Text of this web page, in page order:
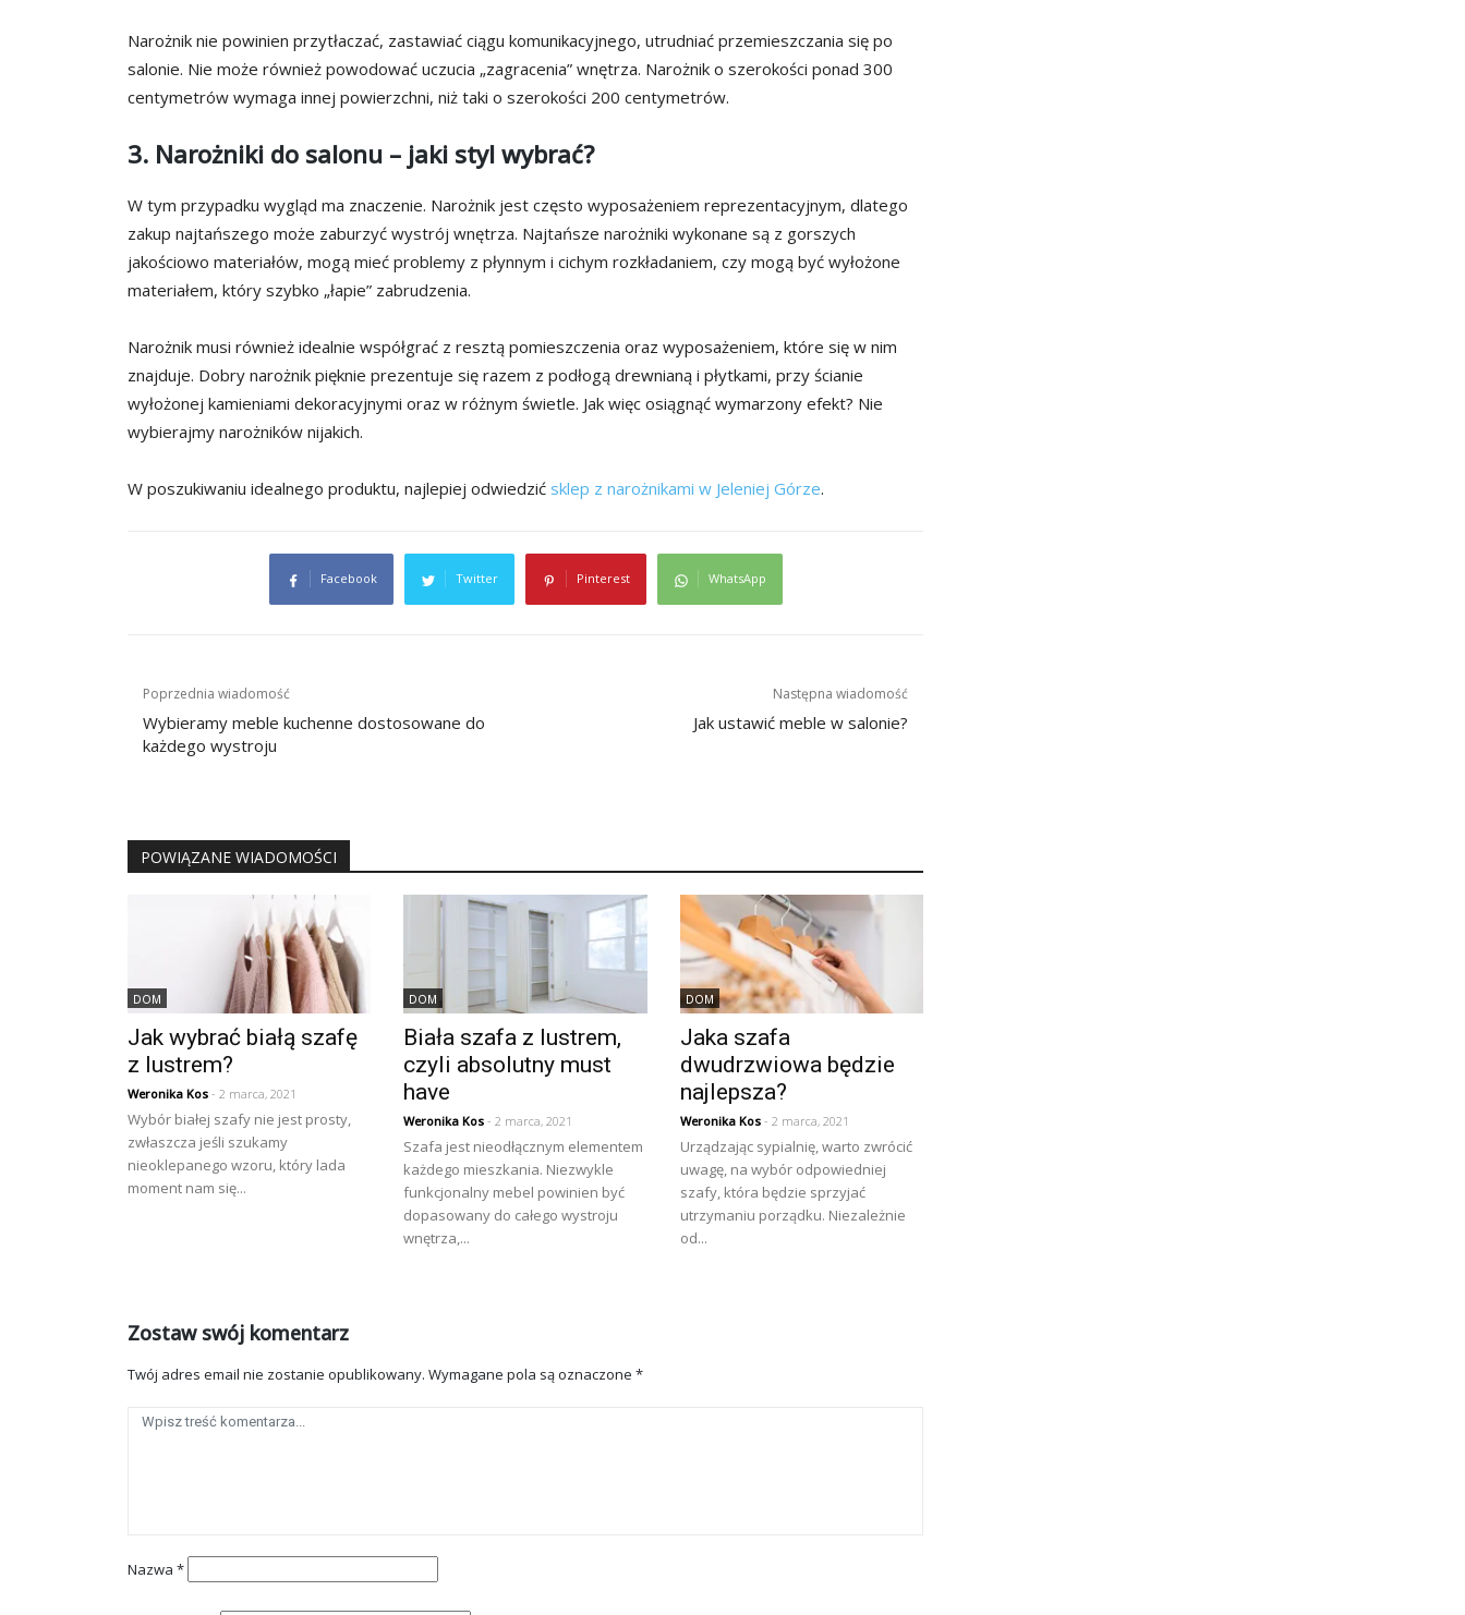
Narożnik nie powinien przytłaczać, zastawiać ciągu komunikacyjnego, utrudniać przemieszczania się po
salonie. Nie może również powodować uczucia „zagracenia” wnętrza. Narożnik o szerokości ponad 300
centymetrów wymaga innej powierzchni, niż taki o szerokości 200 centymetrów.
3. Narożniki do salonu – jaki styl wybrać?
W tym przypadku wygląd ma znaczenie. Narożnik jest często wyposażeniem reprezentacyjnym, dlatego
zakup najtańszego może zaburzyć wystrój wnętrza. Najtańsze narożniki wykonane są z gorszych
jakościowo materiałów, mogą mieć problemy z płynnym i cichym rozkładaniem, czy mogą być wyłożone
materiałem, który szybko „łapie” zabrudzenia.
Narożnik musi również idealnie współgrać z resztą pomieszczenia oraz wyposażeniem, które się w nim
znajduje. Dobry narożnik pięknie prezentuje się razem z podłogą drewnianą i płytkami, przy ścianie
wyłożonej kamieniami dekoracyjnymi oraz w różnym świetle. Jak więc osiągnąć wymarzony efekt? Nie
wybierajmy narożników nijakich.
W poszukiwaniu idealnego produktu, najlepiej odwiedzić sklep z narożnikami w Jeleniej Górze.
Facebook Twitter Pinterest WhatsApp
Nawigacja
wpisu
Poprzednia wiadomość
Wybieramy meble kuchenne dostosowane do
każdego wystroju
Następna wiadomość
Jak ustawić meble w salonie?
POWIĄZANE WIADOMOŚCI
DOM
Jak wybrać białą szafę
z lustrem?
Weronika Kos - 2 marca, 2021
Wybór białej szafy nie jest prosty,
zwłaszcza jeśli szukamy
nieoklepanego wzoru, który lada
moment nam się...
DOM
Biała szafa z lustrem,
czyli absolutny must
have
Weronika Kos - 2 marca, 2021
Szafa jest nieodłącznym elementem
każdego mieszkania. Niezwykle
funkcjonalny mebel powinien być
dopasowany do całego wystroju
wnętrza,...
DOM
Jaka szafa
dwudrzwiowa będzie
najlepsza?
Weronika Kos- 2 marca, 2021
Urządzając sypialnię, warto zwrócić
uwagę, na wybór odpowiedniej
szafy, która będzie sprzyjać
utrzymaniu porządku. Niezależnie
od...
Zostaw swój komentarz
Twój adres email nie zostanie opublikowany. Wymagane pola są oznaczone *
Nazwa *